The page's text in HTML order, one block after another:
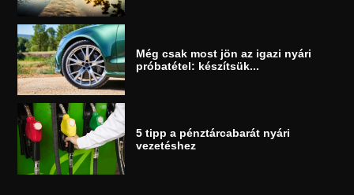
Még csak most jön az igazi nyári
próbatétel: készítsük...
5 tipp a pénztárcabarát nyári
vezetéshez